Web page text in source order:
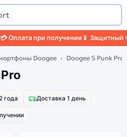
при получении📱 Защитный
Doogee Doogee S Punk Pro
года Доставка 1 день